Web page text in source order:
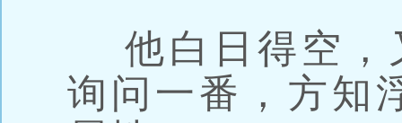
他白日得空，
询问一番，方知